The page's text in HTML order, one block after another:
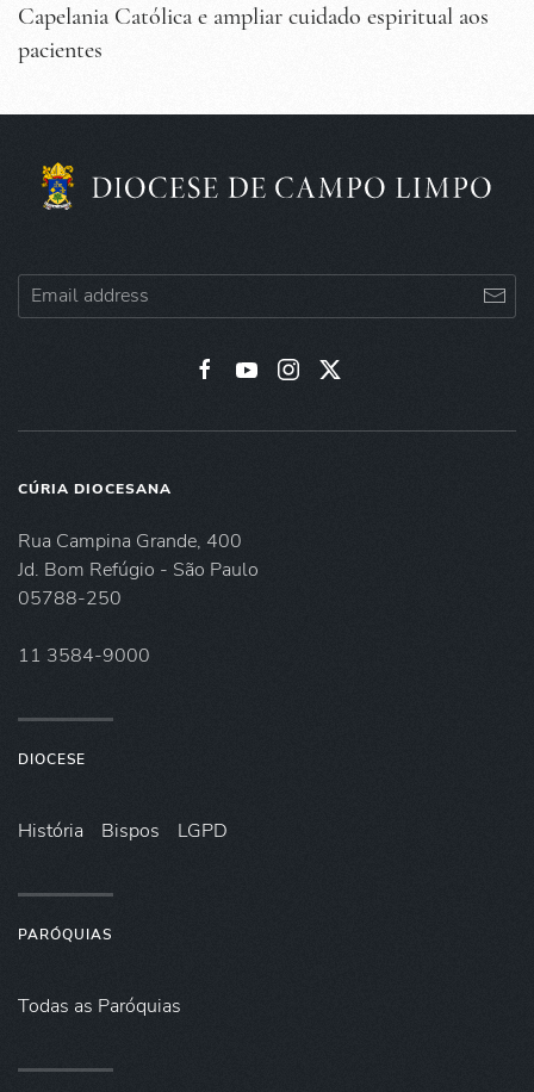
Capelania Católica e ampliar cuidado espiritual aos
pacientes
CÚRIA DIOCESANA
Rua Campina Grande, 400
Jd. Bom Refúgio - São Paulo
05788-250
11 3584-9000
DIOCESE
História Bispos LGPD
PARÓQUIAS
Todas as Paróquias